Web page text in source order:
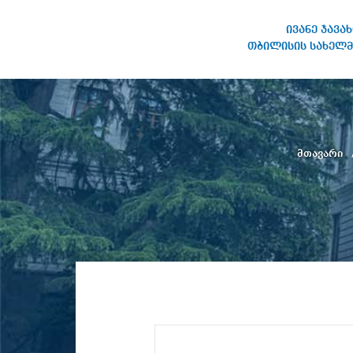
ივანე
თბილისის
სახელობის თბილისის
სახელმწიფო უნივერსიტეტი
მთავარი